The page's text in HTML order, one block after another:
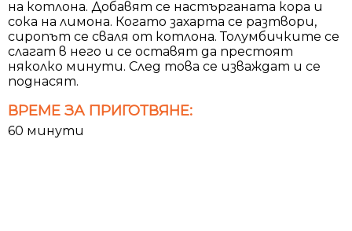
на котлона. Добавят се настърганата кора и
сока на лимона. Когато захарта се разтвори,
сиропът се сваля от котлона. Толумбичките се
слагат в него и се оставят да престоят
няколко минути. След това се изваждат и се
поднасят.
ВРЕМЕ ЗА ПРИГОТВЯНЕ:
60 минути